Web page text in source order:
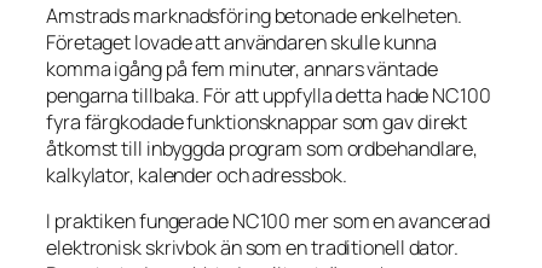
Amstrads marknadsföring betonade enkelheten.
Företaget lovade att användaren skulle kunna
komma igång på fem minuter, annars väntade
pengarna tillbaka. För att uppfylla detta hade NC100
fyra färgkodade funktionsknappar som gav direkt
åtkomst till inbyggda program som ordbehandlare,
kalkylator, kalender och adressbok.
I praktiken fungerade NC100 mer som en avancerad
elektronisk skrivbok än som en traditionell dator.